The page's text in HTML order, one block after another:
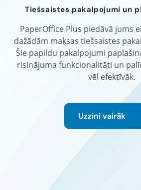
Tiešsaistes pakalpojumi un
PaperOffice Plus piedāvā jums
dažādām maksas tiešsaistes
Šie papildu pakalpojumi
risinājuma funkcionalitāti un
vēl efektīvāk.
Uzzini vairāk